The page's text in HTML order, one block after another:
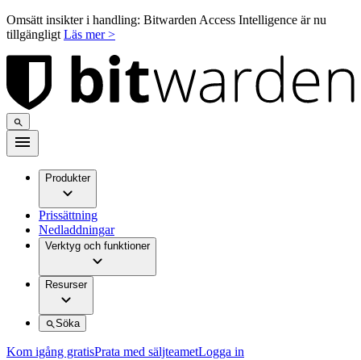
Omsätt insikter i handling: Bitwarden Access Intelligence är nu
tillgängligt Läs mer >
Produkter
Prissättning
Nedladdningar
Verktyg och funktioner
Resurser
Söka
Kom igång gratisPrata med säljteametLogga in